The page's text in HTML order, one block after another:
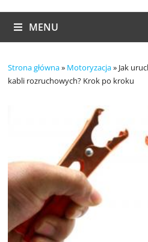
MENU
Strona główna» Motoryzacja» Jak
kabli rozruchowych? Krok po kroku